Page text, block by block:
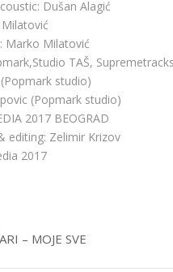
Dušan Alagić
Marko Milatović
TAŠ,
studio)
(Popmark studio)
2017 BEOGRAD
editing: Zelimir Krizov
2017
– MOJE SVE